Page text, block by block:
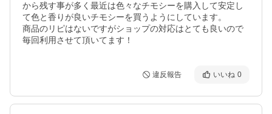
から残す事が多く最近は色々なチモシーを購入して安定し
て色と香りが良いチモシーを買うようにしています。
商品のリピはないですがショップの対応はとても良いので
毎回利用させて頂いてます！
違反報告 いいね 0